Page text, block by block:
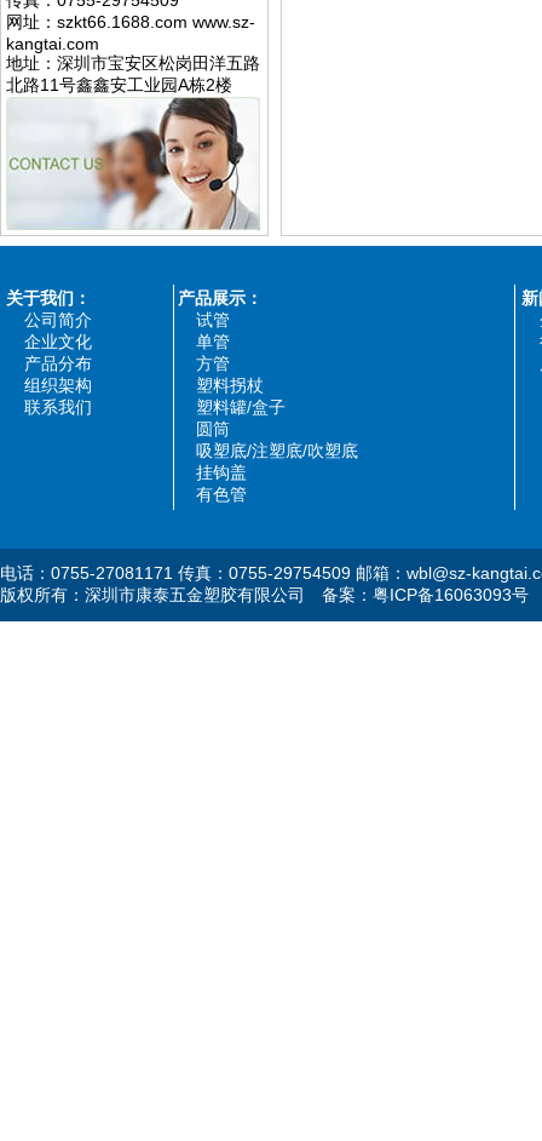
网址：szkt66.1688.com www.sz-
kangtai.com
地址：深圳市宝安区松岗田洋五路
北路11号鑫鑫安工业园A栋2楼
关于我们：
公司简介
企业文化
产品分布
组织架构
联系我们
产品展示：
试管
单管
方管
塑料拐杖
塑料罐/盒子
圆筒
吸塑底/注塑底/吹塑底
挂钩盖
有色管
电话：0755-27081171 传真：0755-29754509 邮箱：wbl@sz-
版权所有：深圳市康泰五金塑胶有限公司 备案： 粤ICP备16063093号